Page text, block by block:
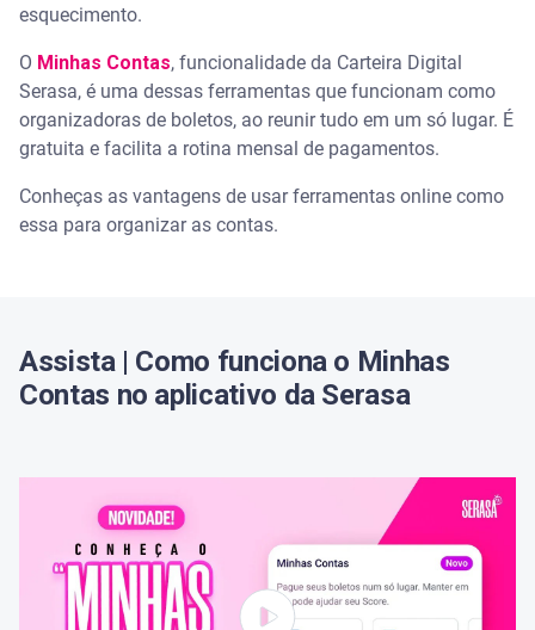
Conheça a Carteira Digital Serasa
Como ter acesso à Carteira Digital Serasa
esquecimento.
O Minhas Contas, funcionalidade da Carteira Digital
Serasa, é uma dessas ferramentas que funcionam como
organizadoras de boletos, ao reunir tudo em um só lugar. É
gratuita e facilita a rotina mensal de pagamentos.
Conheças as vantagens de usar ferramentas online como
essa para organizar as contas.
Assista | Como funciona o Minhas
Contas no aplicativo da Serasa